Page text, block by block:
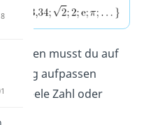
Zahlen musst du auf
aufpassen
reele Zahl oder